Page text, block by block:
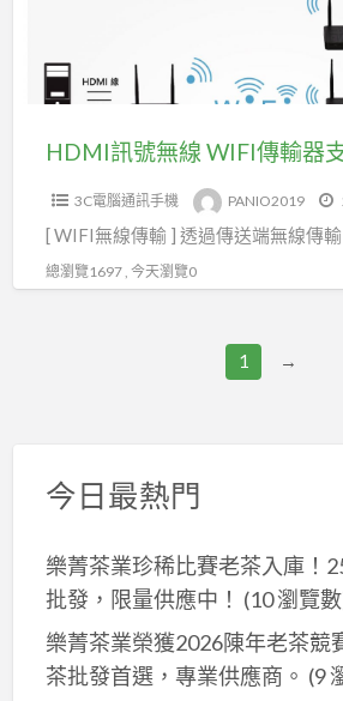
WIFI
200
3C電腦通訊手機 PANIO2019
[ WIFI無線傳輸 ] 透過傳送端無線傳
總瀏覽1697 , 今天瀏覽0
1 →
今日最熱門
樂菁茶業珍稀比賽老茶入庫！
批發，限量供應中！ (10 瀏覽
樂菁茶業榮獲2026陳年老茶競
茶批發首選，專業供應商。 (9